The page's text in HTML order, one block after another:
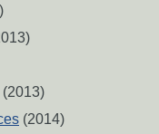
(2013)
(2014)